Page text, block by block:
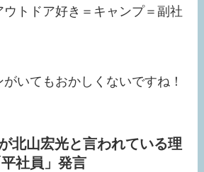
トドア好き＝キャンプ＝副社
いてもおかしくないですね！
北山宏光と言われている理
社員」発言